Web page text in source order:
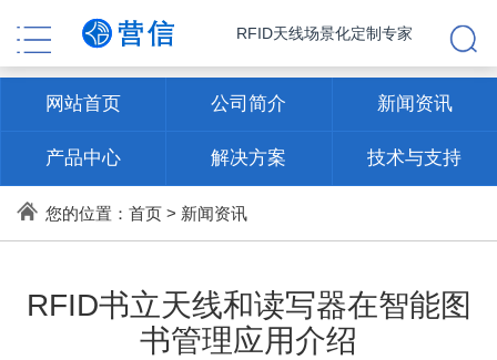
RFID天线场景化定制专家
网站首页 公司简介 新闻资讯
产品中心 解决方案 技术与支持
联系方式
您的位置： 首页> 新闻资讯
RFID书立天线和读写器在智能图
书管理应用介绍